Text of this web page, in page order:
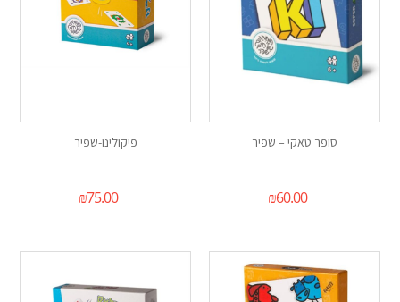
סופר טאקי – שפיר
₪60.00
פיקולינו-שפיר
₪75.00